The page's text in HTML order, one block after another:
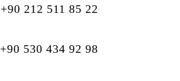
+90 212 511 85 22
+90 530 434 92 98